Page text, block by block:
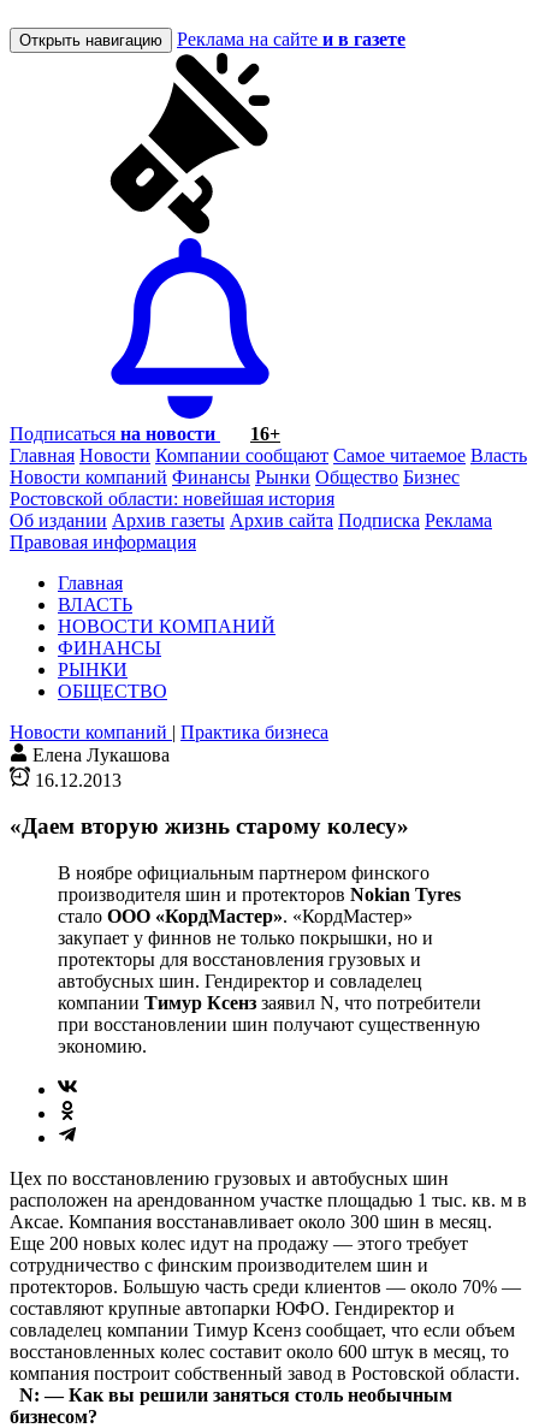
Открыть навигацию Реклама на сайте и в газете
Подписаться на новости
16+
Главная Новости Компании сообщают Самое читаемое Власть
Новости компаний Финансы Рынки Общество Бизнес
Ростовской области: новейшая история
Об издании Архив газеты Архив сайта Подписка Реклама
Правовая информация
Главная
ВЛАСТЬ
НОВОСТИ КОМПАНИЙ
ФИНАНСЫ
РЫНКИ
ОБЩЕСТВО
Новости компаний | Практика бизнеса
Елена Лукашова
16.12.2013
«Даем вторую жизнь старому колесу»
В ноябре официальным партнером финского
производителя шин и протекторов Nokian Tyres
стало ООО «КордМастер». «КордМастер»
закупает у финнов не только покрышки, но и
протекторы для восстановления грузовых и
автобусных шин. Гендиректор и совладелец
компании Тимур Ксенз заявил N, что потребители
при восстановлении шин получают существенную
экономию.
Цех по восстановлению грузовых и автобусных шин
расположен на арендованном участке площадью 1 тыс. кв. м в
Аксае. Компания восстанавливает около 300 шин в месяц.
Еще 200 новых колес идут на продажу — этого требует
сотрудничество с финским производителем шин и
протекторов. Большую часть среди клиентов — около 70% —
составляют крупные автопарки ЮФО. Гендиректор и
совладелец компании Тимур Ксенз сообщает, что если объем
восстановленных колес составит около 600 штук в месяц, то
компания построит собственный завод в Ростовской области.
N: — Как вы решили заняться столь не­обычным
бизнесом?